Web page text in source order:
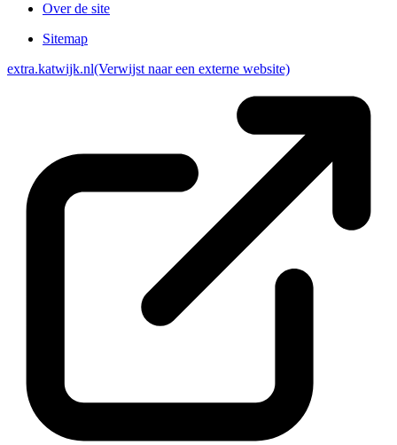
Over de site
Sitemap
extra.katwijk.nl(Verwijst naar een externe website)